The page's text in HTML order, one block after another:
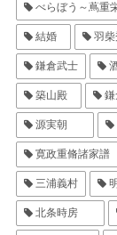
べらぼう～蔦重
結婚 羽
鎌倉武士
築山殿
源実朝
寛政重脩諸家譜
三浦義村
北条時房